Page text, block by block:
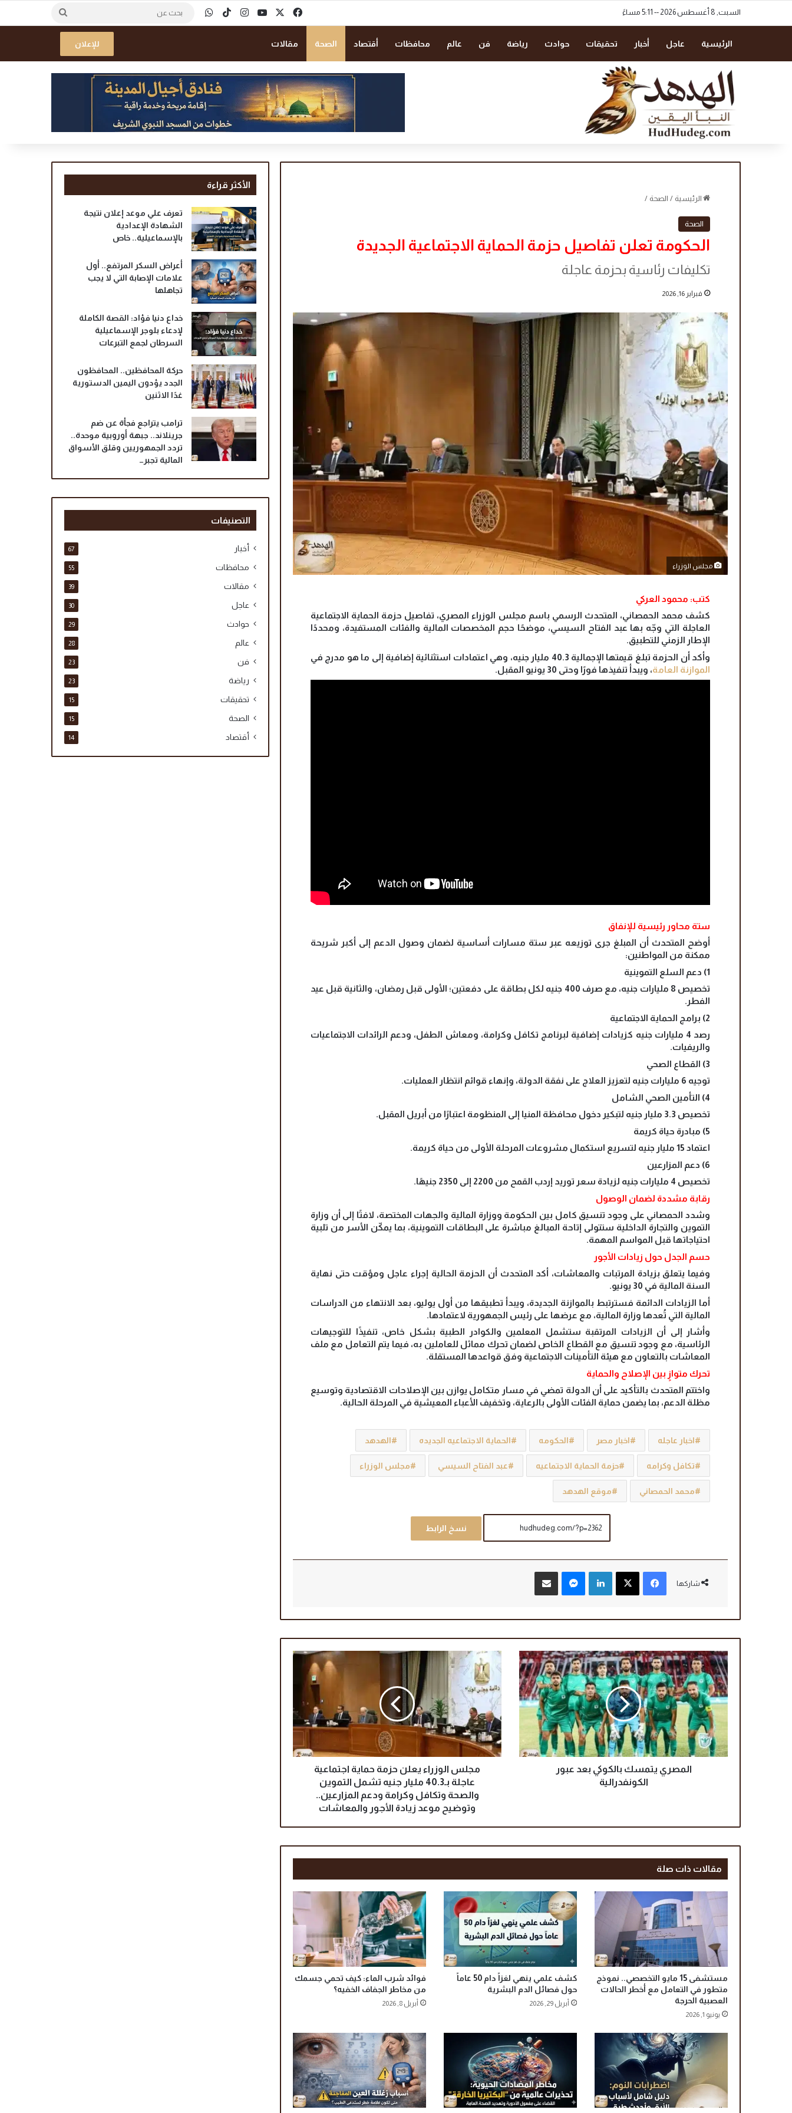
السبت, 8 أغسطس 2026 -- 5:11 مساءً فيسبوك ‫YouTubeانستقرام‫TikTokواتساب
الرئيسية عاجل أخبار تحقيقات حوادث رياضة فن عالم محافظات أقتصاد الصحة مقالات للإعلان
الرئيسية / الصحة /
الصحة
الحكومة تعلن تفاصيل حزمة الحماية الاجتماعية الجديدة
تكليفات رئاسية بحزمة عاجلة
فبراير 16, 2026
مجلس الوزراء
كتب: محمود العركي
كشف محمد الحمصاني، المتحدث الرسمي باسم مجلس الوزراء المصري، تفاصيل حزمة الحماية الاجتماعية
العاجلة التي وجّه بها عبد الفتاح السيسي، موضحًا حجم المخصصات المالية والفئات المستفيدة، ومحددًا
الإطار الزمني للتطبيق.
وأكد أن الحزمة تبلغ قيمتها الإجمالية 40.3 مليار جنيه، وهي اعتمادات استثنائية إضافية إلى ما هو مدرج في
الموازنة العامة، ويبدأ تنفيذها فورًا وحتى 30 يونيو المقبل.
ستة محاور رئيسية للإنفاق
أوضح المتحدث أن المبلغ جرى توزيعه عبر ستة مسارات أساسية لضمان وصول الدعم إلى أكبر شريحة
ممكنة من المواطنين:
1) دعم السلع التموينية
تخصيص 8 مليارات جنيه، مع صرف 400 جنيه لكل بطاقة على دفعتين؛ الأولى قبل رمضان، والثانية قبل عيد
الفطر.
2) برامج الحماية الاجتماعية
رصد 4 مليارات جنيه كزيادات إضافية لبرنامج تكافل وكرامة، ومعاش الطفل، ودعم الرائدات الاجتماعيات
والريفيات.
3) القطاع الصحي
توجيه 6 مليارات جنيه لتعزيز العلاج على نفقة الدولة، وإنهاء قوائم انتظار العمليات.
4) التأمين الصحي الشامل
تخصيص 3.3 مليار جنيه لتبكير دخول محافظة المنيا إلى المنظومة اعتبارًا من أبريل المقبل.
5) مبادرة حياة كريمة
اعتماد 15 مليار جنيه لتسريع استكمال مشروعات المرحلة الأولى من حياة كريمة.
6) دعم المزارعين
تخصيص 4 مليارات جنيه لزيادة سعر توريد إردب القمح من 2200 إلى 2350 جنيهًا.
رقابة مشددة لضمان الوصول
وشدد الحمصاني على وجود تنسيق كامل بين الحكومة ووزارة المالية والجهات المختصة، لافتًا إلى أن وزارة
التموين والتجارة الداخلية ستتولى إتاحة المبالغ مباشرة على البطاقات التموينية، بما يمكّن الأسر من تلبية
احتياجاتها قبل المواسم المهمة.
حسم الجدل حول زيادات الأجور
وفيما يتعلق بزيادة المرتبات والمعاشات، أكد المتحدث أن الحزمة الحالية إجراء عاجل ومؤقت حتى نهاية
السنة المالية في 30 يونيو.
أما الزيادات الدائمة فسترتبط بالموازنة الجديدة، ويبدأ تطبيقها من أول يوليو، بعد الانتهاء من الدراسات
المالية التي تُعدها وزارة المالية، مع عرضها على رئيس الجمهورية لاعتمادها.
وأشار إلى أن الزيادات المرتقبة ستشمل المعلمين والكوادر الطبية بشكل خاص، تنفيذًا للتوجيهات
الرئاسية، مع وجود تنسيق مع القطاع الخاص لضمان تحرك مماثل للعاملين به، فيما يتم التعامل مع ملف
المعاشات بالتعاون مع هيئة التأمينات الاجتماعية وفق قواعدها المستقلة.
تحرك متوازٍ بين الإصلاح والحماية
واختتم المتحدث بالتأكيد على أن الدولة تمضي في مسار متكامل يوازن بين الإصلاحات الاقتصادية وتوسيع
مظلة الدعم، بما يضمن حماية الفئات الأولى بالرعاية، وتخفيف الأعباء المعيشية في المرحلة الحالية.
اخبار عاجله اخبار مصر الحكومه الحماية الاجتماعيه الجديده الهدهد
تكافل وكرامه حزمة الحماية الاجتماعيه عبد الفتاح السيسي مجلس الوزراء
محمد الحمصاني موقع الهدهد
نسخ الرابط
شاركها
فيسبوك ‫X لينكدإن
ا
ل
م
ص
ر
ت
م
ك
ب
ع
ع
ا
ل
ك
و
ن
ي
المصري يتمسك بالكوكي بعد عبور
الكونفدرالية
م
ج
س
ل
و
ز
ر
ن
ة
ح
م
ة
ا
ج
ت
م
ع
ا
ج
ل
ة
مجلس الوزراء يعلن حزمة حماية اجتماعية
عاجلة بـ40.3 مليار جنيه تشمل التموين
والصحة وتكافل وكرامة ودعم المزارعين..
وتوضيح موعد زيادة الأجور والمعاشات
مقالات ذات صلة
مستشفى 15 مايو التخصصي.. نموذج
متطور في التعامل مع أخطر الحالات
العصبية الحرجة
يونيو 1, 2026
كشف علمي ينهي لغزاً دام 50 عاماً
حول فصائل الدم البشرية
أبريل 29, 2026
فوائد شرب الماء: كيف تحمي جسمك
من مخاطر الجفاف الخفيه؟
أبريل 8, 2026
الأكثر قراءة
تعرف علي موعد إعلان نتيجة
الشهادة الإعدادية
بالإسماعيلية.. خاص
أعراض السكر المرتفع.. أول
علامات الإصابة التي لا يجب
تجاهلها
خداع دنيا فؤاد: القصة الكاملة
لإدعاء بلوجر الإسماعيلية
السرطان لجمع التبرعات
حركة المحافظين.. المحافظون
الجدد يؤدون اليمين الدستورية
غدًا الاثنين
ترامب يتراجع فجأة عن ضم
جرينلاند.. جبهة أوروبية موحدة..
تردد الجمهوريين وقلق الأسواق
المالية تجبر…
التصنيفات
أخبار 67
محافظات 55
مقالات 39
عاجل 30
حوادث 29
عالم 28
فن 23
رياضة 23
تحقيقات 15
الصحة 15
أقتصاد 14